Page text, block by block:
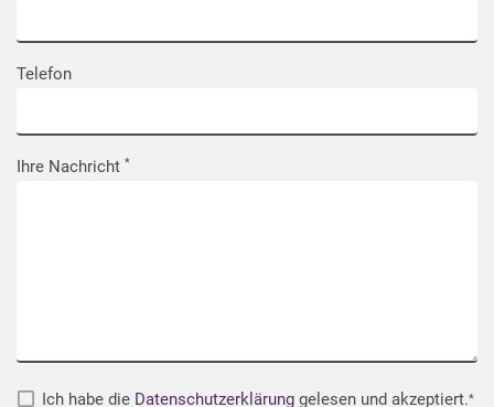
Telefon
Ihre Nachricht
Ich habe die Datenschutzerklärunggelesen und akzeptiert.